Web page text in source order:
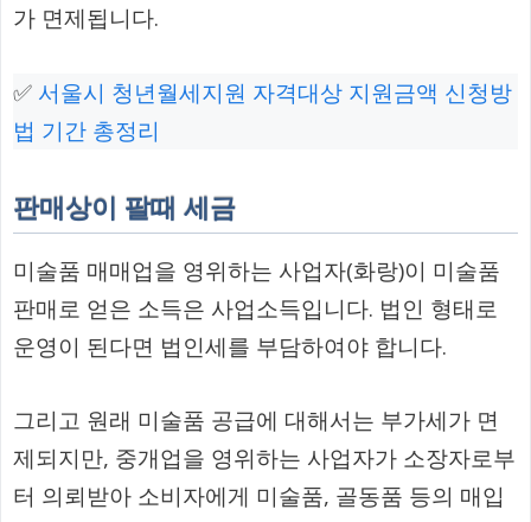
가 면제됩니다.
✅ 서울시 청년월세지원 자격대상 지원금액 신청방
법 기간 총정리
판매상이 팔때 세금
미술품 매매업을 영위하는 사업자(화랑)이 미술품
판매로 얻은 소득은 사업소득입니다. 법인 형태로
운영이 된다면 법인세를 부담하여야 합니다.
그리고 원래 미술품 공급에 대해서는 부가세가 면
제되지만, 중개업을 영위하는 사업자가 소장자로부
터 의뢰받아 소비자에게 미술품, 골동품 등의 매입